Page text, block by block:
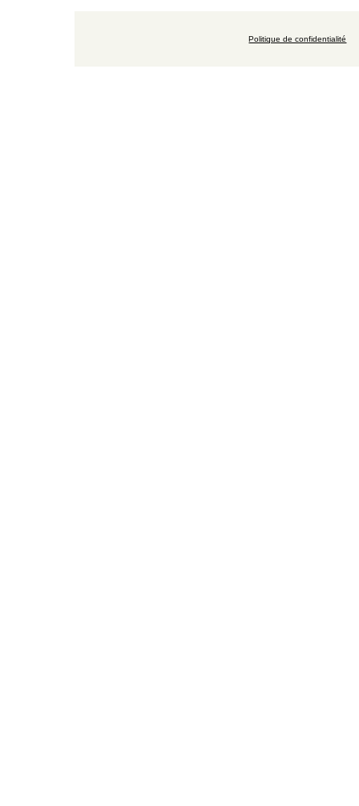
Politique de confidentialité